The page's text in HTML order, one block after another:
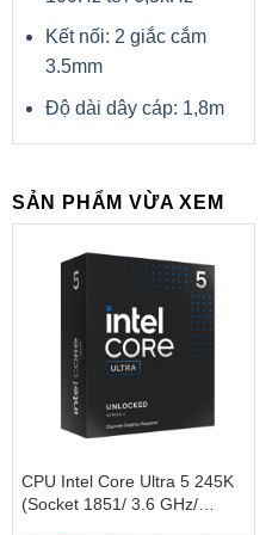
Kết nối: 2 giắc cắm
3.5mm
Độ dài dây cáp: 1,8m
SẢN PHẨM VỪA XEM
CPU Intel Core Ultra 5 245K
(Socket 1851/ 3.6 GHz/